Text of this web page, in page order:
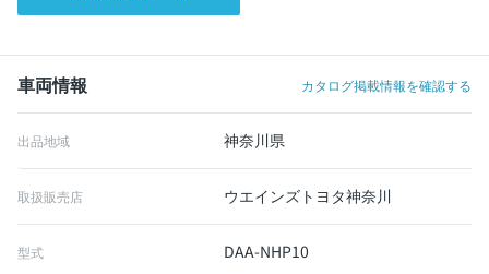
車両情報 カタログ掲載情報を確認する
出品地域 神奈川県
取扱販売店 ウエインズトヨタ神奈川
型式 DAA-NHP10